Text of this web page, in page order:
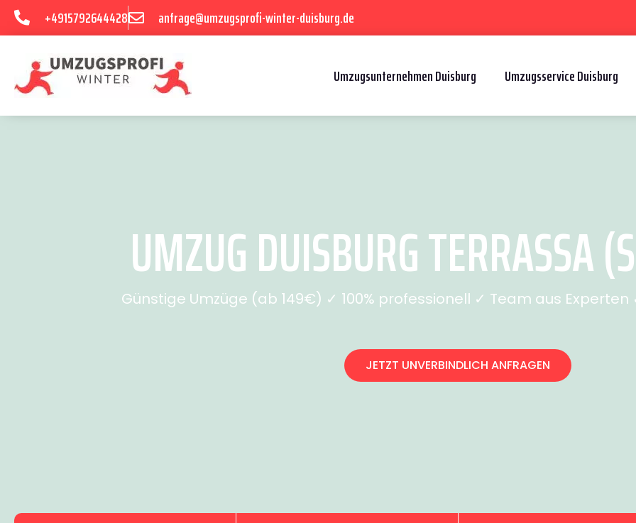
+4915792644428 anfrage@umzugsprofi-winter-duisburg.de
Umzugsunternehmen Duisburg Umzugsservice Duisburg
UMZUG DUISBURG TERRASSA
Günstige Umzüge (ab 149€) ✓ 100% professionell ✓ Team aus
JETZT UNVERBINDLICH ANFRAGEN